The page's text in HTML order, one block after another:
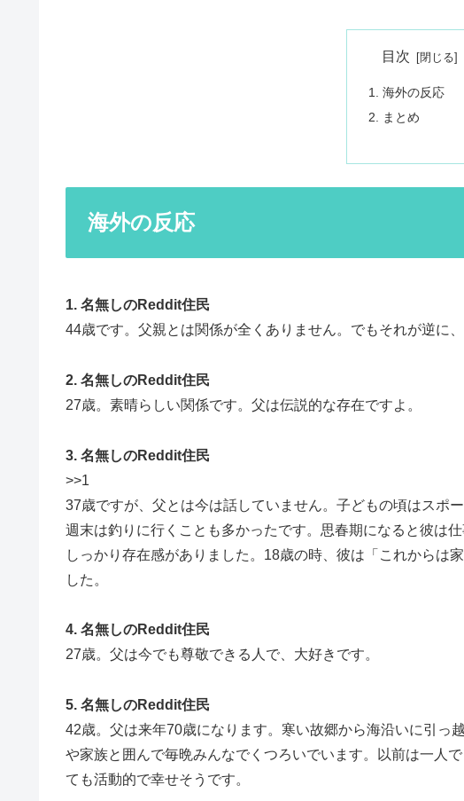
目次
海外の反応
まとめ
海外の反応
1. 名無しのReddit住民
44歳です。父親とは関係が全くありません。でもそれが逆に
2. 名無しのReddit住民
27歳。素晴らしい関係です。父は伝説的な存在ですよ。
3. 名無しのReddit住民
>>1
37歳ですが、父とは今は話していません。子どもの頃はスポ
週末は釣りに行くことも多かったです。思春期になると彼は
しっかり存在感がありました。18歳の時、彼は「これからは
した。
4. 名無しのReddit住民
27歳。父は今でも尊敬できる人で、大好きです。
5. 名無しのReddit住民
42歳。父は来年70歳になります。寒い故郷から海沿いに引っ
や家族と囲んで毎晩みんなでくつろいでいます。以前は一人
ても活動的で幸せそうです。